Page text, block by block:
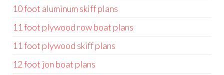
10 foot aluminum skiff plans
11 foot plywood row boat plans
11 foot plywood skiff plans
12 foot jon boat plans